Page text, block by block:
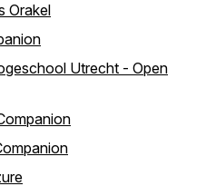
Orakel
Utrecht - Open